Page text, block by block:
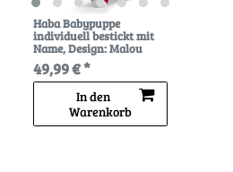
Haba Babypuppe
individuell bestickt mit
Name, Design: Malou
49,99 € *
In den
Warenkorb